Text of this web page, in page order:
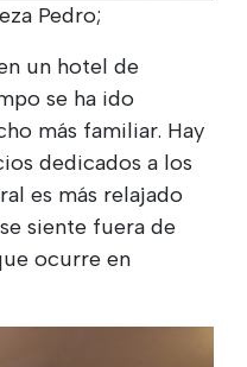
Pedro;
un hotel de
se ha ido
más familiar. Hay
dedicados a los
es más relajado
siente fuera de
ocurre en